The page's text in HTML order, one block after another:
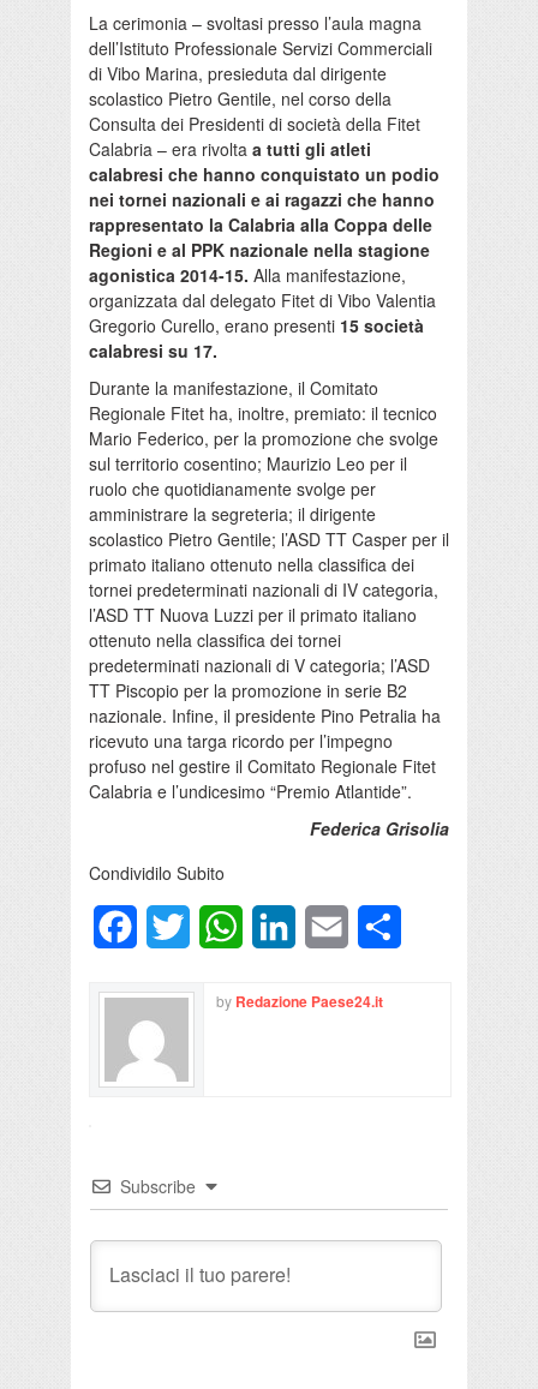
La cerimonia – svoltasi presso l’aula magna
dell’Istituto Professionale Servizi Commerciali
di Vibo Marina, presieduta dal dirigente
scolastico Pietro Gentile, nel corso della
Consulta dei Presidenti di società della Fitet
Calabria – era rivolta a tutti gli atleti
calabresi che hanno conquistato un podio
nei tornei nazionali e ai ragazzi che hanno
rappresentato la Calabria alla Coppa delle
Regioni e al PPK nazionale nella stagione
agonistica 2014-15. Alla manifestazione,
organizzata dal delegato Fitet di Vibo Valentia
Gregorio Curello, erano presenti 15 società
calabresi su 17.
Durante la manifestazione, il Comitato
Regionale Fitet ha, inoltre, premiato: il tecnico
Mario Federico, per la promozione che svolge
sul territorio cosentino; Maurizio Leo per il
ruolo che quotidianamente svolge per
amministrare la segreteria; il dirigente
scolastico Pietro Gentile; l’ASD TT Casper per il
primato italiano ottenuto nella classifica dei
tornei predeterminati nazionali di IV categoria,
l’ASD TT Nuova Luzzi per il primato italiano
ottenuto nella classifica dei tornei
predeterminati nazionali di V categoria; l’ASD
TT Piscopio per la promozione in serie B2
nazionale. Infine, il presidente Pino Petralia ha
ricevuto una targa ricordo per l’impegno
profuso nel gestire il Comitato Regionale Fitet
Calabria e l’undicesimo “Premio Atlantide”.
Federica Grisolia
Condividilo Subito
FacebookTwitter WhatsAppLinkedInEmail
by Redazione Paese24.it
Subscribe